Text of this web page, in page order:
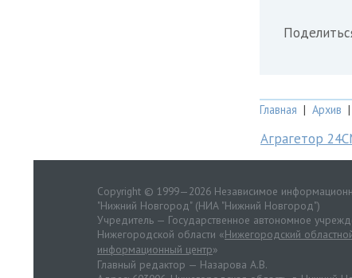
Главная | Архив |
Аграгетор
Copyright © 1999—2026 Независимое
"Нижний Новгород" (НИА "Нижний Новгород")
Учредитель — Государственное автономное
Нижегородской области «Нижегородский
информационный центр»
Главный редактор — Назарова А.В.